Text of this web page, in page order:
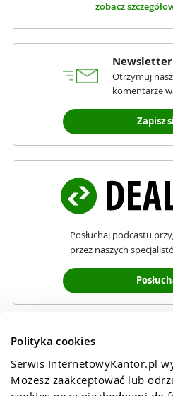
Polityka cookies
Serwis InternetowyKantor.pl
Możesz zaakceptować lub
zobacz
Otrzymuj
komentarze
Zapisz
Posłuchaj podcastu
przez naszych